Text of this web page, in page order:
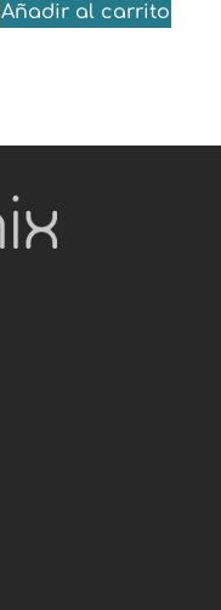
Añadir al carrito